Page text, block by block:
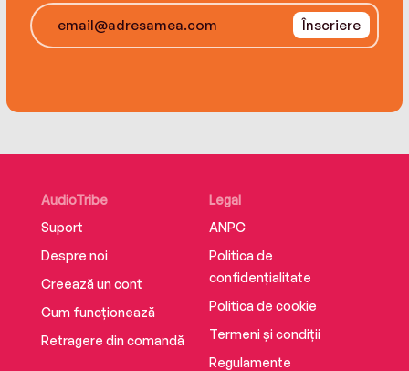
Înscriere
AudioTribe
Suport
Despre noi
Creează un cont
Cum funcționează
Retragere din comandă
Legal
ANPC
Politica de
confidențialitate
Politica de cookie
Termeni și condiții
Regulamente